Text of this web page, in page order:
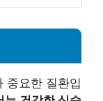
중요한 질환입